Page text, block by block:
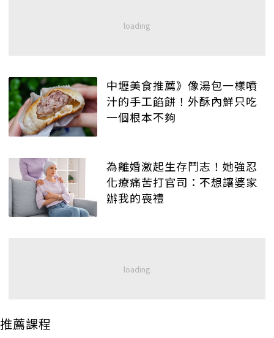
中壢美食推薦》像湯包一樣噴
汁的手工餡餅！外酥內鮮只吃
一個根本不夠
為離婚激起生存鬥志！她強忍
化療痛苦打官司：不想讓婆家
辦我的喪禮
推薦課程